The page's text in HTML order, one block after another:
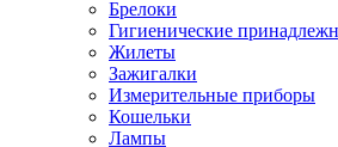
Брелоки
Гигиенические
Жилеты
Зажигалки
Измерительные приборы
Кошельки
Лампы